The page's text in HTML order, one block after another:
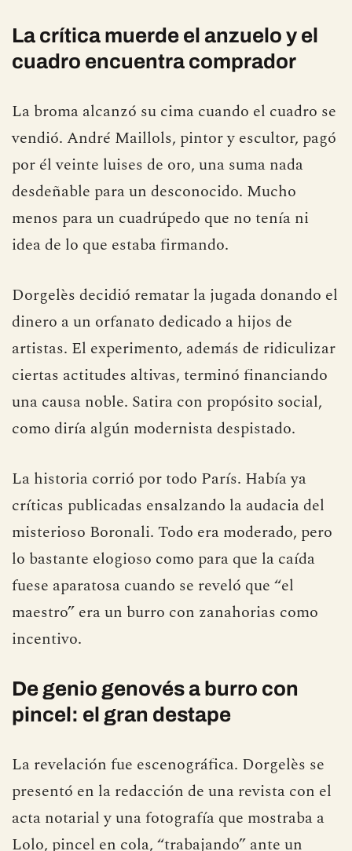
nadie acabe de entender del todo por qué.
cuadro encuentra comprador
La broma alcanzó su cima cuando el cuadro se
vendió. André Maillols, pintor y escultor, pagó
por él veinte luises de oro, una suma nada
desdeñable para un desconocido. Mucho
idea de lo que estaba firmando.
Dorgelès decidió rematar la jugada donando el
dinero a un orfanato dedicado a hijos de
artistas. El experimento, además de ridiculizar
ciertas actitudes altivas, terminó financiando
como diría algún modernista despistado.
La historia corrió por todo París. Había ya
críticas publicadas ensalzando la audacia del
misterioso Boronali. Todo era moderado, pero
lo bastante elogioso como para que la caída
fuese aparatosa cuando se reveló que “el
incentivo.
pincel: el gran destape
La revelación fue escenográfica. Dorgelès se
presentó en la redacción de una revista con el